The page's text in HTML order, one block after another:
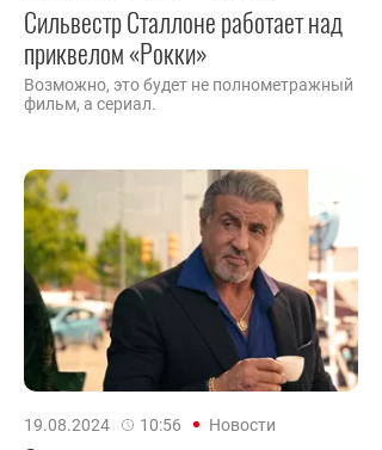
Сильвестр Сталлоне работает над
приквелом «Рокки»
Возможно, это будет не полнометражный
фильм, а сериал.
19.08.2024 10:56 Новости